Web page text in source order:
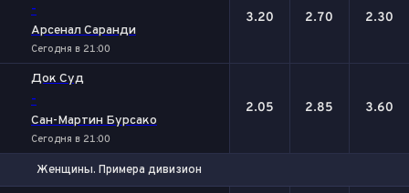
-
Арсенал Саранди
Сегодня в 21:00
3.20 2.70 2.30
Док Суд
-
Сан-Мартин Бурсако
Сегодня в 21:00
2.05 2.85 3.60
Женщины. Примера дивизион